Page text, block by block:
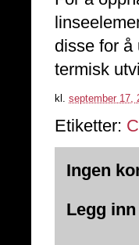
disse for å
termisk
kl. september 17,
Etiketter:
Ingen
Legg